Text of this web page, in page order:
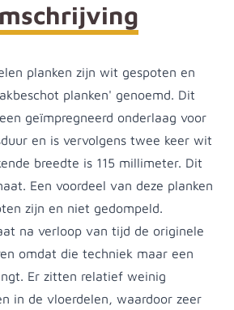
planken zijn wit gespoten en
planken' genoemd. Dit
geïmpregneerd onderlaag voor
en is vervolgens twee keer wit
breedte is 115 millimeter. Dit
Een voordeel van deze planken
zijn en niet gedompeld.
na verloop van tijd de originele
omdat die techniek maar een
Er zitten relatief weinig
in de vloerdelen, waardoor zeer